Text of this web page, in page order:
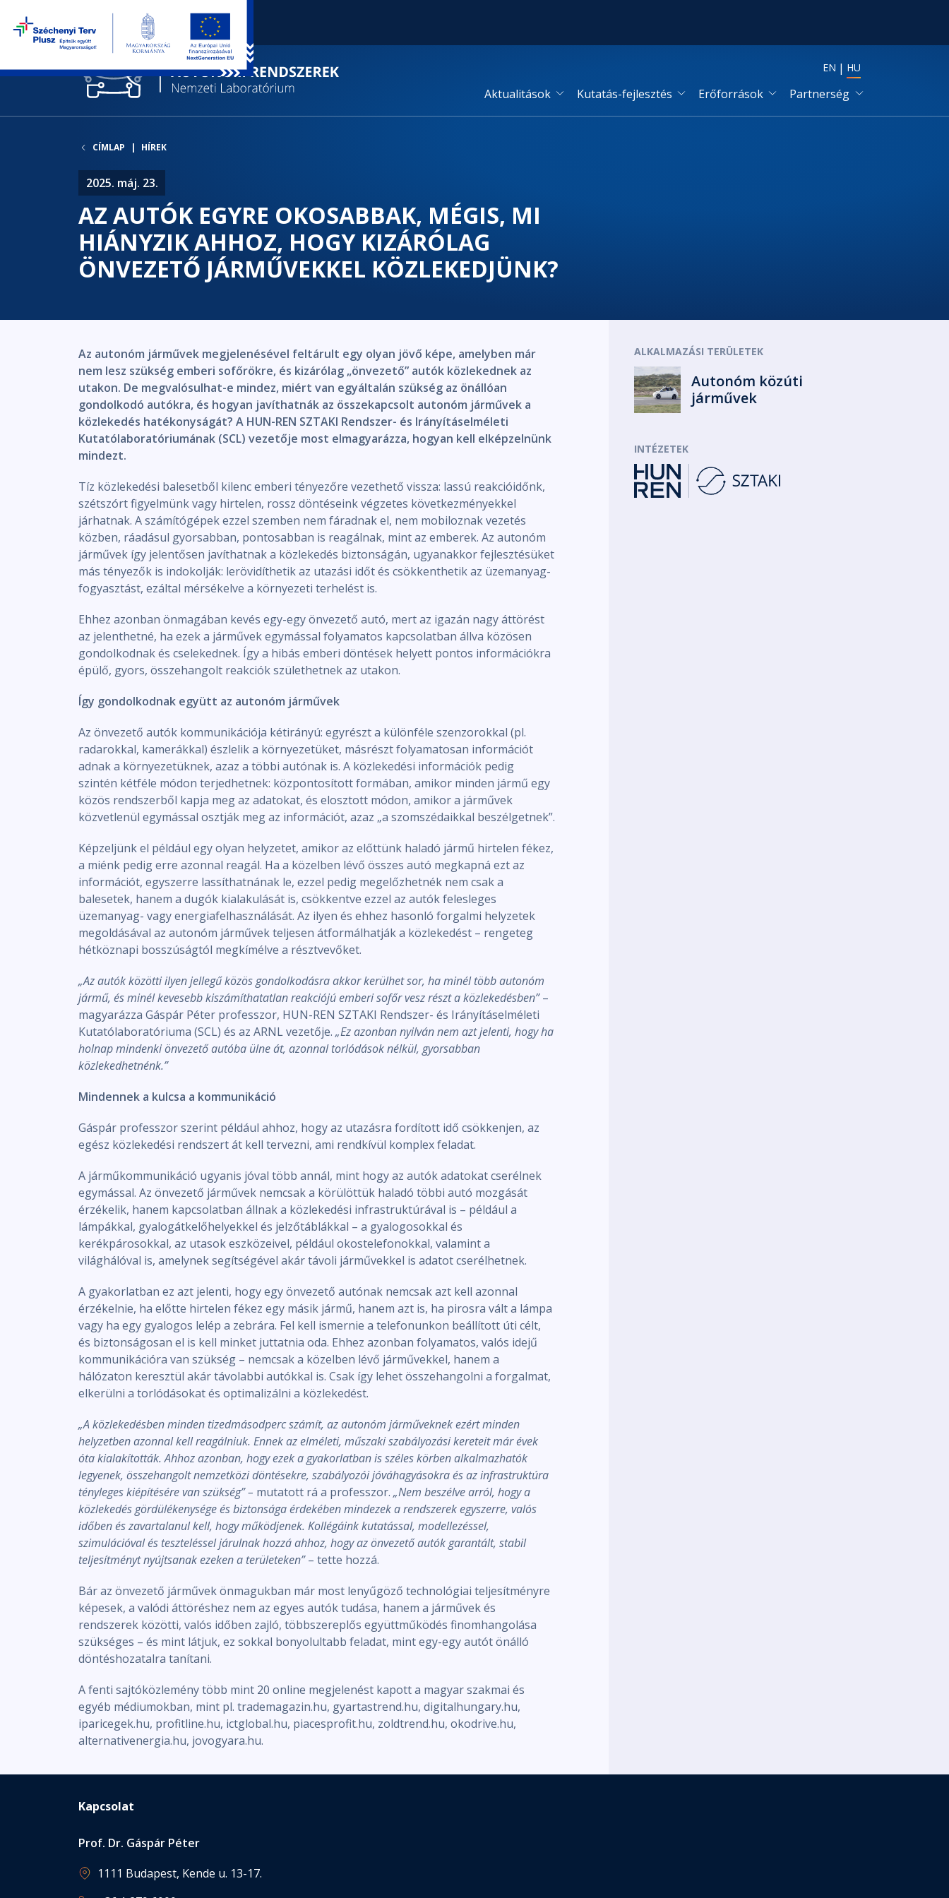
EN HU
Aktualitások Kutatás-fejlesztés Erőforrások Partnerség
CÍMLAP HÍREK
2025. máj. 23.
AZ AUTÓK EGYRE OKOSABBAK, MÉGIS, MI
HIÁNYZIK AHHOZ, HOGY KIZÁRÓLAG
ÖNVEZETŐ JÁRMŰVEKKEL KÖZLEKEDJÜNK?
Az autonóm járművek megjelenésével feltárult egy olyan jövő képe, amelyben már
nem lesz szükség emberi sofőrökre, és kizárólag „önvezető” autók közlekednek az
utakon. De megvalósulhat-e mindez, miért van egyáltalán szükség az önállóan
gondolkodó autókra, és hogyan javíthatnák az összekapcsolt autonóm járművek a
közlekedés hatékonyságát? A HUN-REN SZTAKI Rendszer- és Irányításelméleti
Kutatólaboratóriumának (SCL) vezetője most elmagyarázza, hogyan kell elképzelnünk
mindezt.
Tíz közlekedési balesetből kilenc emberi tényezőre vezethető vissza: lassú reakcióidőnk,
szétszórt figyelmünk vagy hirtelen, rossz döntéseink végzetes következményekkel
járhatnak. A számítógépek ezzel szemben nem fáradnak el, nem mobiloznak vezetés
közben, ráadásul gyorsabban, pontosabban is reagálnak, mint az emberek. Az autonóm
járművek így jelentősen javíthatnak a közlekedés biztonságán, ugyanakkor fejlesztésüket
más tényezők is indokolják: lerövidíthetik az utazási időt és csökkenthetik az üzemanyag-
fogyasztást, ezáltal mérsékelve a környezeti terhelést is.
Ehhez azonban önmagában kevés egy-egy önvezető autó, mert az igazán nagy áttörést
az jelenthetné, ha ezek a járművek egymással folyamatos kapcsolatban állva közösen
gondolkodnak és cselekednek. Így a hibás emberi döntések helyett pontos információkra
épülő, gyors, összehangolt reakciók születhetnek az utakon.
Így gondolkodnak együtt az autonóm járművek
Az önvezető autók kommunikációja kétirányú: egyrészt a különféle szenzorokkal (pl.
radarokkal, kamerákkal) észlelik a környezetüket, másrészt folyamatosan információt
adnak a környezetüknek, azaz a többi autónak is. A közlekedési információk pedig
szintén kétféle módon terjedhetnek: központosított formában, amikor minden jármű egy
közös rendszerből kapja meg az adatokat, és elosztott módon, amikor a járművek
közvetlenül egymással osztják meg az információt, azaz „a szomszédaikkal beszélgetnek”.
Képzeljünk el például egy olyan helyzetet, amikor az előttünk haladó jármű hirtelen fékez,
a miénk pedig erre azonnal reagál. Ha a közelben lévő összes autó megkapná ezt az
információt, egyszerre lassíthatnának le, ezzel pedig megelőzhetnék nem csak a
balesetek, hanem a dugók kialakulását is, csökkentve ezzel az autók felesleges
üzemanyag- vagy energiafelhasználását. Az ilyen és ehhez hasonló forgalmi helyzetek
megoldásával az autonóm járművek teljesen átformálhatják a közlekedést – rengeteg
hétköznapi bosszúságtól megkímélve a résztvevőket.
„Az autók közötti ilyen jellegű közös gondolkodásra akkor kerülhet sor, ha minél több autonóm
jármű, és minél kevesebb kiszámíthatatlan reakciójú emberi sofőr vesz részt a közlekedésben”–
magyarázza Gáspár Péter professzor, HUN-REN SZTAKI Rendszer- és Irányításelméleti
Kutatólaboratóriuma (SCL) és az ARNL vezetője. „Ez azonban nyilván nem azt jelenti, hogy ha
holnap mindenki önvezető autóba ülne át, azonnal torlódások nélkül, gyorsabban
közlekedhetnénk.”
Mindennek a kulcsa a kommunikáció
Gáspár professzor szerint például ahhoz, hogy az utazásra fordított idő csökkenjen, az
egész közlekedési rendszert át kell tervezni, ami rendkívül komplex feladat.
A járműkommunikáció ugyanis jóval több annál, mint hogy az autók adatokat cserélnek
egymással. Az önvezető járművek nemcsak a körülöttük haladó többi autó mozgását
érzékelik, hanem kapcsolatban állnak a közlekedési infrastruktúrával is – például a
lámpákkal, gyalogátkelőhelyekkel és jelzőtáblákkal – a gyalogosokkal és
kerékpárosokkal, az utasok eszközeivel, például okostelefonokkal, valamint a
világhálóval is, amelynek segítségével akár távoli járművekkel is adatot cserélhetnek.
A gyakorlatban ez azt jelenti, hogy egy önvezető autónak nemcsak azt kell azonnal
érzékelnie, ha előtte hirtelen fékez egy másik jármű, hanem azt is, ha pirosra vált a lámpa
vagy ha egy gyalogos lelép a zebrára. Fel kell ismernie a telefonunkon beállított úti célt,
és biztonságosan el is kell minket juttatnia oda. Ehhez azonban folyamatos, valós idejű
kommunikációra van szükség – nemcsak a közelben lévő járművekkel, hanem a
hálózaton keresztül akár távolabbi autókkal is. Csak így lehet összehangolni a forgalmat,
elkerülni a torlódásokat és optimalizálni a közlekedést.
„A közlekedésben minden tizedmásodperc számít, az autonóm járműveknek ezért minden
helyzetben azonnal kell reagálniuk. Ennek az elméleti, műszaki szabályozási kereteit már évek
óta kialakították. Ahhoz azonban, hogy ezek a gyakorlatban is széles körben alkalmazhatók
legyenek, összehangolt nemzetközi döntésekre, szabályozói jóváhagyásokra és az infrastruktúra
tényleges kiépítésére van szükség” – mutatott rá a professzor. „Nem beszélve arról, hogy a
közlekedés gördülékenysége és biztonsága érdekében mindezek a rendszerek egyszerre, valós
időben és zavartalanul kell, hogy működjenek. Kollégáink kutatással, modellezéssel,
szimulációval és teszteléssel járulnak hozzá ahhoz, hogy az önvezető autók garantált, stabil
teljesítményt nyújtsanak ezeken a területeken”– tette hozzá.
Bár az önvezető járművek önmagukban már most lenyűgöző technológiai teljesítményre
képesek, a valódi áttöréshez nem az egyes autók tudása, hanem a járművek és
rendszerek közötti, valós időben zajló, többszereplős együttműködés finomhangolása
szükséges – és mint látjuk, ez sokkal bonyolultabb feladat, mint egy-egy autót önálló
döntéshozatalra tanítani.
A fenti sajtóközlemény több mint 20 online megjelenést kapott a magyar szakmai és
egyéb médiumokban, mint pl. trademagazin.hu, gyartastrend.hu, digitalhungary.hu,
iparicegek.hu, profitline.hu, ictglobal.hu, piacesprofit.hu, zoldtrend.hu, okodrive.hu,
alternativenergia.hu, jovogyara.hu.
ALKALMAZÁSI TERÜLETEK
Autonóm közúti
járművek
INTÉZETEK
Kapcsolat
Prof. Dr. Gáspár Péter
1111 Budapest, Kende u. 13-17.